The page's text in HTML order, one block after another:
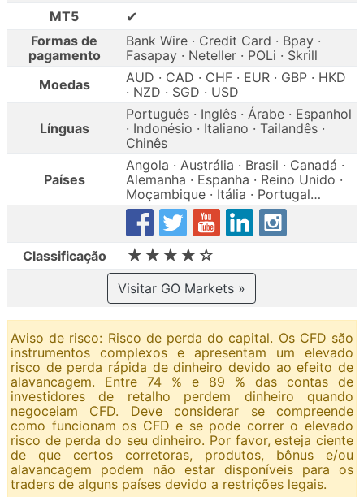
MT5 ✔
Formas de
pagamento
Bank Wire · Credit Card · Bpay ·
Fasapay · Neteller · POLi · Skrill
Moedas
AUD · CAD · CHF · EUR · GBP · HKD
· NZD · SGD · USD
Línguas
Português · Inglês · Árabe · Espanhol
· Indonésio · Italiano · Tailandês ·
Chinês
Países
Angola · Austrália · Brasil · Canadá ·
Alemanha · Espanha · Reino Unido ·
Moçambique · Itália · Portugal…
Classificação ★★★★☆
Visitar GO Markets »
Aviso de risco: Risco de perda do capital. Os CFD são
instrumentos complexos e apresentam um elevado
risco de perda rápida de dinheiro devido ao efeito de
alavancagem. Entre 74 % e 89 % das contas de
investidores de retalho perdem dinheiro quando
negoceiam CFD. Deve considerar se compreende
como funcionam os CFD e se pode correr o elevado
risco de perda do seu dinheiro. Por favor, esteja ciente
de que certos corretoras, produtos, bônus e/ou
alavancagem podem não estar disponíveis para os
traders de alguns países devido a restrições legais.